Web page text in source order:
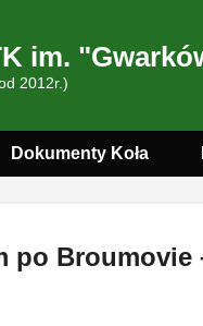
im.
2012r.)
Dokumenty Koła
po Broumovie